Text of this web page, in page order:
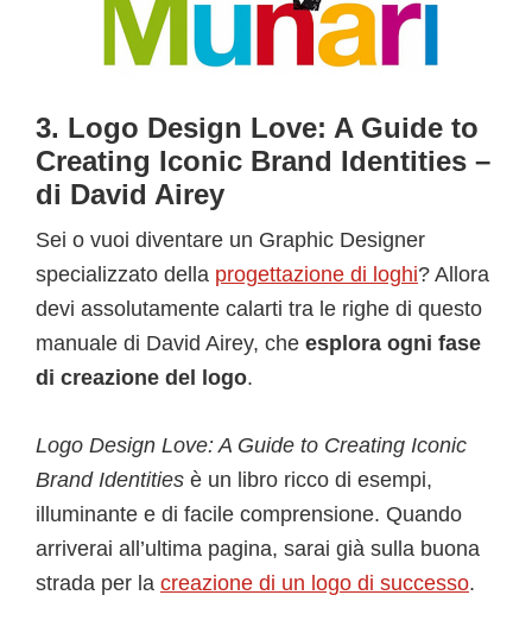
3. Logo Design Love: A Guide to
Creating Iconic Brand Identities –
di David Airey
Sei o vuoi diventare un Graphic Designer
specializzato della progettazione di loghi? Allora
devi assolutamente calarti tra le righe di questo
manuale di David Airey, che esplora ogni fase
di creazione del logo.
Logo Design Love: A Guide to Creating Iconic
Brand Identities è un libro ricco di esempi,
illuminante e di facile comprensione. Quando
arriverai all’ultima pagina, sarai già sulla buona
strada per la creazione di un logo di successo.